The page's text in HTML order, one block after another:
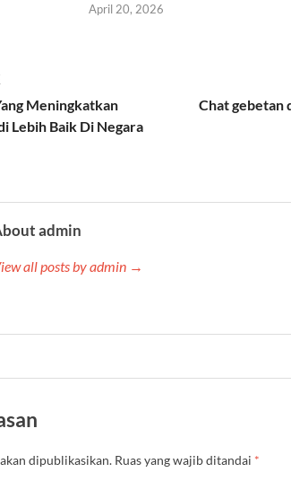
April 20, 2026
Meningkatkan
Lebih Baik Di Negara
Chat gebetan
admin
all posts by admin →
dipublikasikan. Ruas yang wajib ditandai *